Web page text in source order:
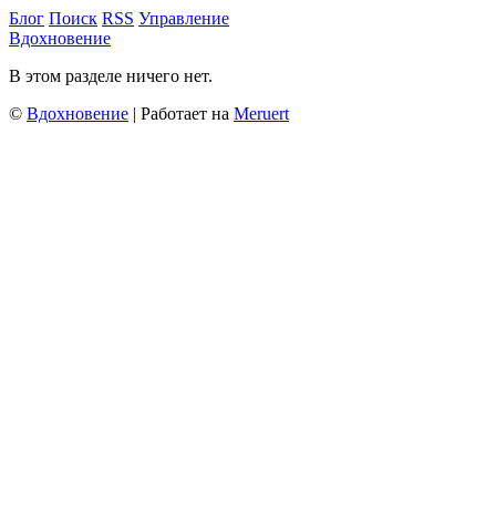
Блог Поиск RSS Управление
Вдохновение
В этом разделе ничего нет.
© Вдохновение | Работает на Meruert